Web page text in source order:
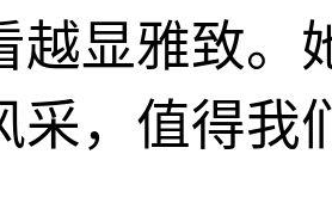
越显雅致。
采，值得我